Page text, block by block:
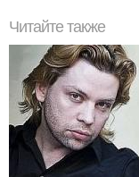
Читайте также